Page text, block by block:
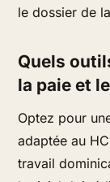
le dossier de
Quels
la paie et
Optez pour
adaptée au
travail